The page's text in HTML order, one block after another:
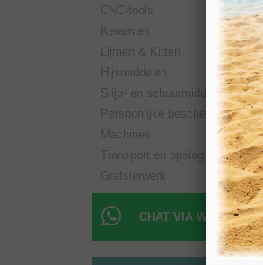
CNC-tools
Keramiek
Lijmen & Kitten
Hijsmiddelen
Slijp- en schuurmiddelen
Persoonlijke bescherming
Machines
Transport en opslag
Grafsierwerk
CHAT VIA WHATSAPP